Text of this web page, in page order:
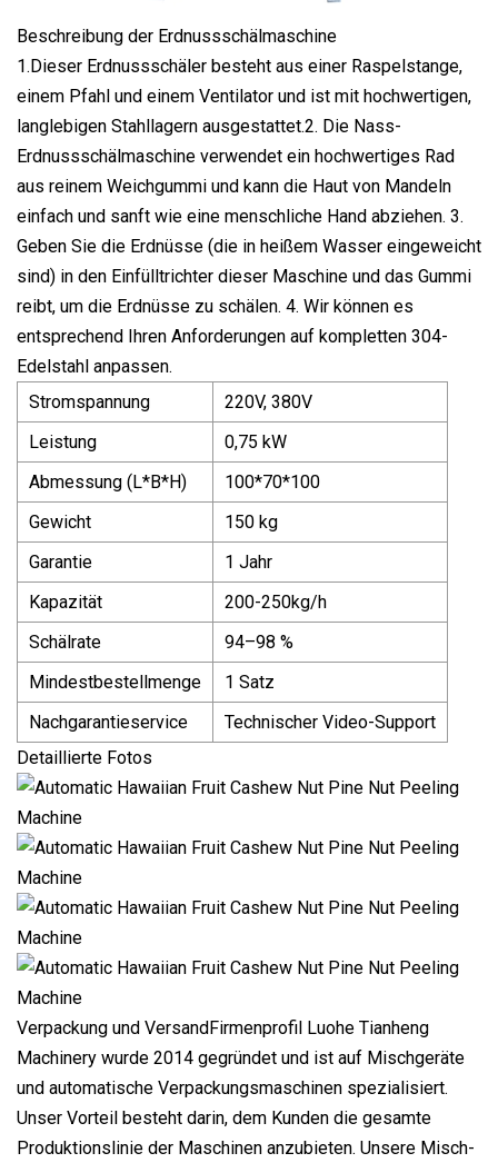
Beschreibung der Erdnussschälmaschine
1.Dieser Erdnussschäler besteht aus einer Raspelstange,
einem Pfahl und einem Ventilator und ist mit hochwertigen,
langlebigen Stahllagern ausgestattet.2. Die Nass-
Erdnussschälmaschine verwendet ein hochwertiges Rad
aus reinem Weichgummi und kann die Haut von Mandeln
einfach und sanft wie eine menschliche Hand abziehen. 3.
Geben Sie die Erdnüsse (die in heißem Wasser eingeweicht
sind) in den Einfülltrichter dieser Maschine und das Gummi
reibt, um die Erdnüsse zu schälen. 4. Wir können es
entsprechend Ihren Anforderungen auf kompletten 304-
Edelstahl anpassen.
Stromspannung
220V, 380V
Leistung
0,75 kW
Abmessung (L*B*H)
100*70*100
Gewicht
150 kg
Garantie
1 Jahr
Kapazität
200-250kg/h
Schälrate
94–98 %
Mindestbestellmenge
1 Satz
Nachgarantieservice
Technischer Video-Support
Detaillierte Fotos
Verpackung und VersandFirmenprofil Luohe Tianheng
Machinery wurde 2014 gegründet und ist auf Mischgeräte
und automatische Verpackungsmaschinen spezialisiert.
Unser Vorteil besteht darin, dem Kunden die gesamte
Produktionslinie der Maschinen anzubieten. Unsere Misch-